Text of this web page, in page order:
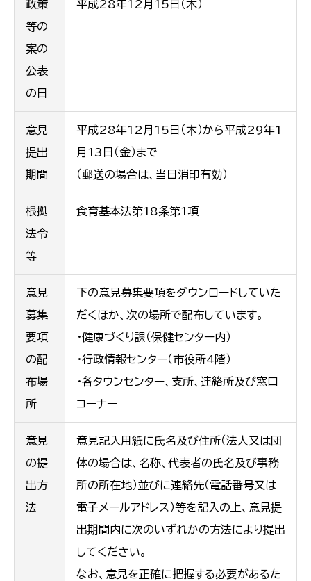
政策
等の
案の
公表
の日
平成28年12月15日（木）
意見
提出
期間
平成28年12月15日（木）から平成29年1
月13日（金）まで
（郵送の場合は、当日消印有効）
根拠
法令
等
食育基本法第18条第1項
意見
募集
要項
の配
布場
所
下の意見募集要項をダウンロードしていた
だくほか、次の場所で配布しています。
・健康づくり課（保健センター内）
・行政情報センター（市役所4階）
・各タウンセンター、支所、連絡所及び窓口
コーナー
意見
の提
出方
法
意見記入用紙に氏名及び住所（法人又は団
体の場合は、名称、代表者の氏名及び事務
所の所在地）並びに連絡先（電話番号又は
電子メールアドレス）等を記入の上、意見提
出期間内に次のいずれかの方法により提出
してください。
なお、意見を正確に把握する必要があるた